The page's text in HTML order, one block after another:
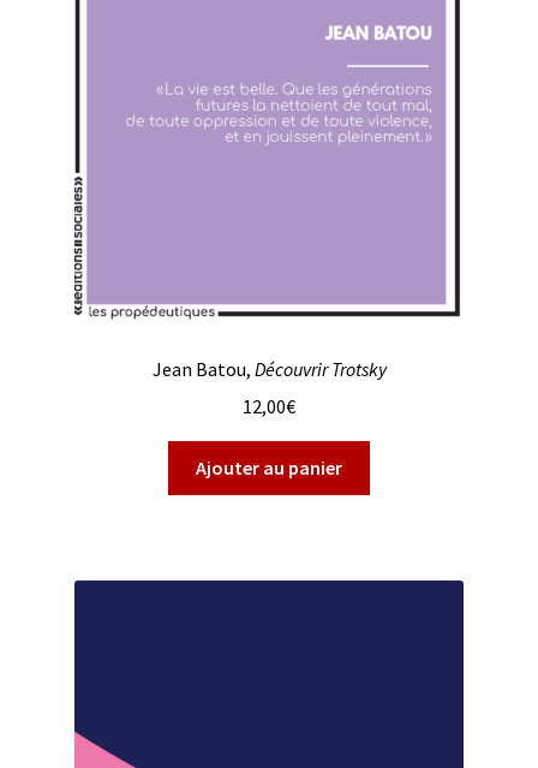
Jean Batou, Découvrir Trotsky
12,00€
Ajouter au panier